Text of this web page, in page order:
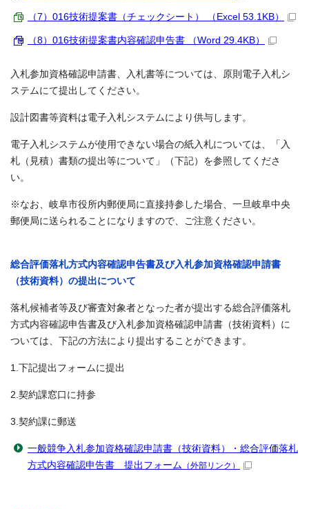
（7）016技術提案書（チェックシート） （Excel 53.1KB）
（8）016技術提案書内容確認申告書 （Word 29.4KB）
入札参加資格確認申請書、入札書等については、原則電子入札シ
ステムにて提出してください。
設計図書等資料は電子入札システムにより供与します。
電子入札システムが使用できない場合の紙入札については、「入
札（見積）書類の提出等について」（下記）を参照してくださ
い。
※なお、岐阜市役所内郵便局に直接持参した場合、一旦岐阜中央
郵便局に送られることになりますので、ご注意ください。
総合評価落札方式内容確認申告書及び入札参加資格確認申請書
（技術資料）の提出について
落札候補者等及び審査対象者となった者が提出する総合評価落札
方式内容確認申告書及び入札参加資格確認申請書（技術資料）に
ついては、下記の方法により提出することができます。
1.下記提出フォームに提出
2.契約課窓口に持参
3.契約課に郵送
一般競争入札参加資格確認申請書（技術資料）・総合評価落札
方式内容確認申告書 提出フォーム （外部リンク）